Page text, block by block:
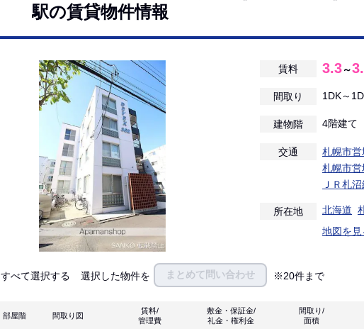
駅の賃貸物件情報
賃料 3.3～
間取り 1DK～
建物階 4階建て
交通 札幌市
札幌市
ＪＲ札
所在地 北海道
地図を見
すべて選択する 選択した物件を まとめて問い合わせ ※20件まで
部屋階 間取り図
賃料/
管理費
敷金・保証金/
礼金・権利金
間取り/
面積